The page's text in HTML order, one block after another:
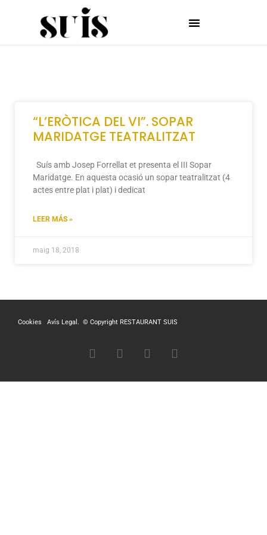
“L’ERÒTICA DEL VI”. SOPAR
MARIDATGE TEATRALITZAT
Suís amb Josep Forrellat et presenta el III Sopar
Maridatge. En aquesta ocasió un sopar teatralitzat (4
actes entre plat i plat) i dedicat
LEER MÁS »
maig 18, 2018
Cookies Avís Legal. © Copyright RESTAURANT SUIS